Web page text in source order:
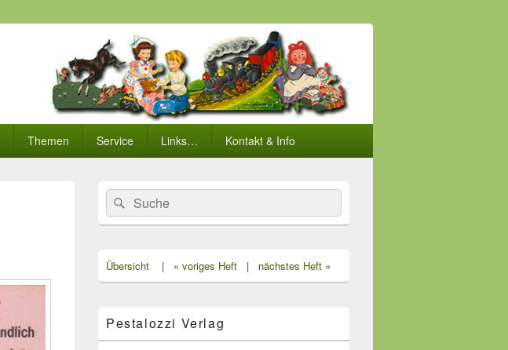
Themen Service Links… Kontakt & Info
Primärer
Seitenleisten
Widget-
Bereich
Search
for:
Suche
Übersicht | « voriges Heft | nächstes Heft »
Pestalozzi Verlag